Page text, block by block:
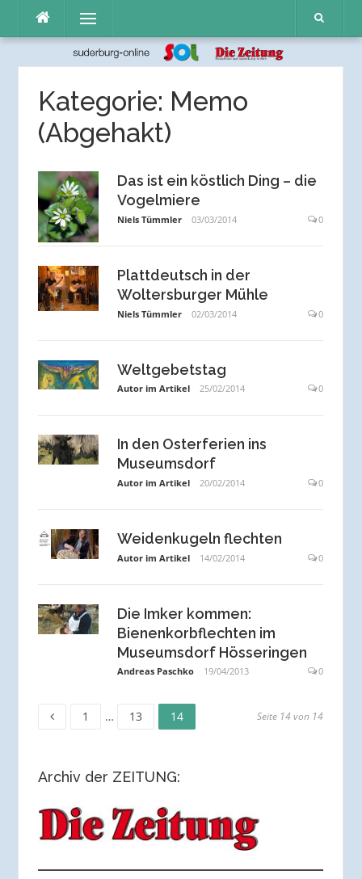
Inhalt
Menü
Kategorie: Memo
(Abgehakt)
Das ist ein köstlich Ding – die
Vogelmiere
Niels Tümmler 03/03/2014 0
Plattdeutsch in der
Woltersburger Mühle
Niels Tümmler 02/03/2014 0
Weltgebetstag
Autor im Artikel 25/02/2014 0
In den Osterferien ins
Museumsdorf
Autor im Artikel 20/02/2014 0
Weidenkugeln flechten
Autor im Artikel 14/02/2014 0
Die Imker kommen:
Bienenkorbflechten im
Museumsdorf Hösseringen
Andreas Paschko 19/04/2013 0
Seitennummerierung
Beiträge
1 … 13 Seite
14 Seite 14 von 14
Archiv der ZEITUNG: